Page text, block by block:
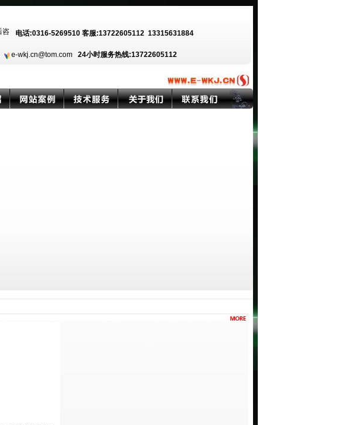
电话:0316-5269510 客服:13722605112 13315631884
e-wkj.cn@tom.com 24小时服务热线:13722605112